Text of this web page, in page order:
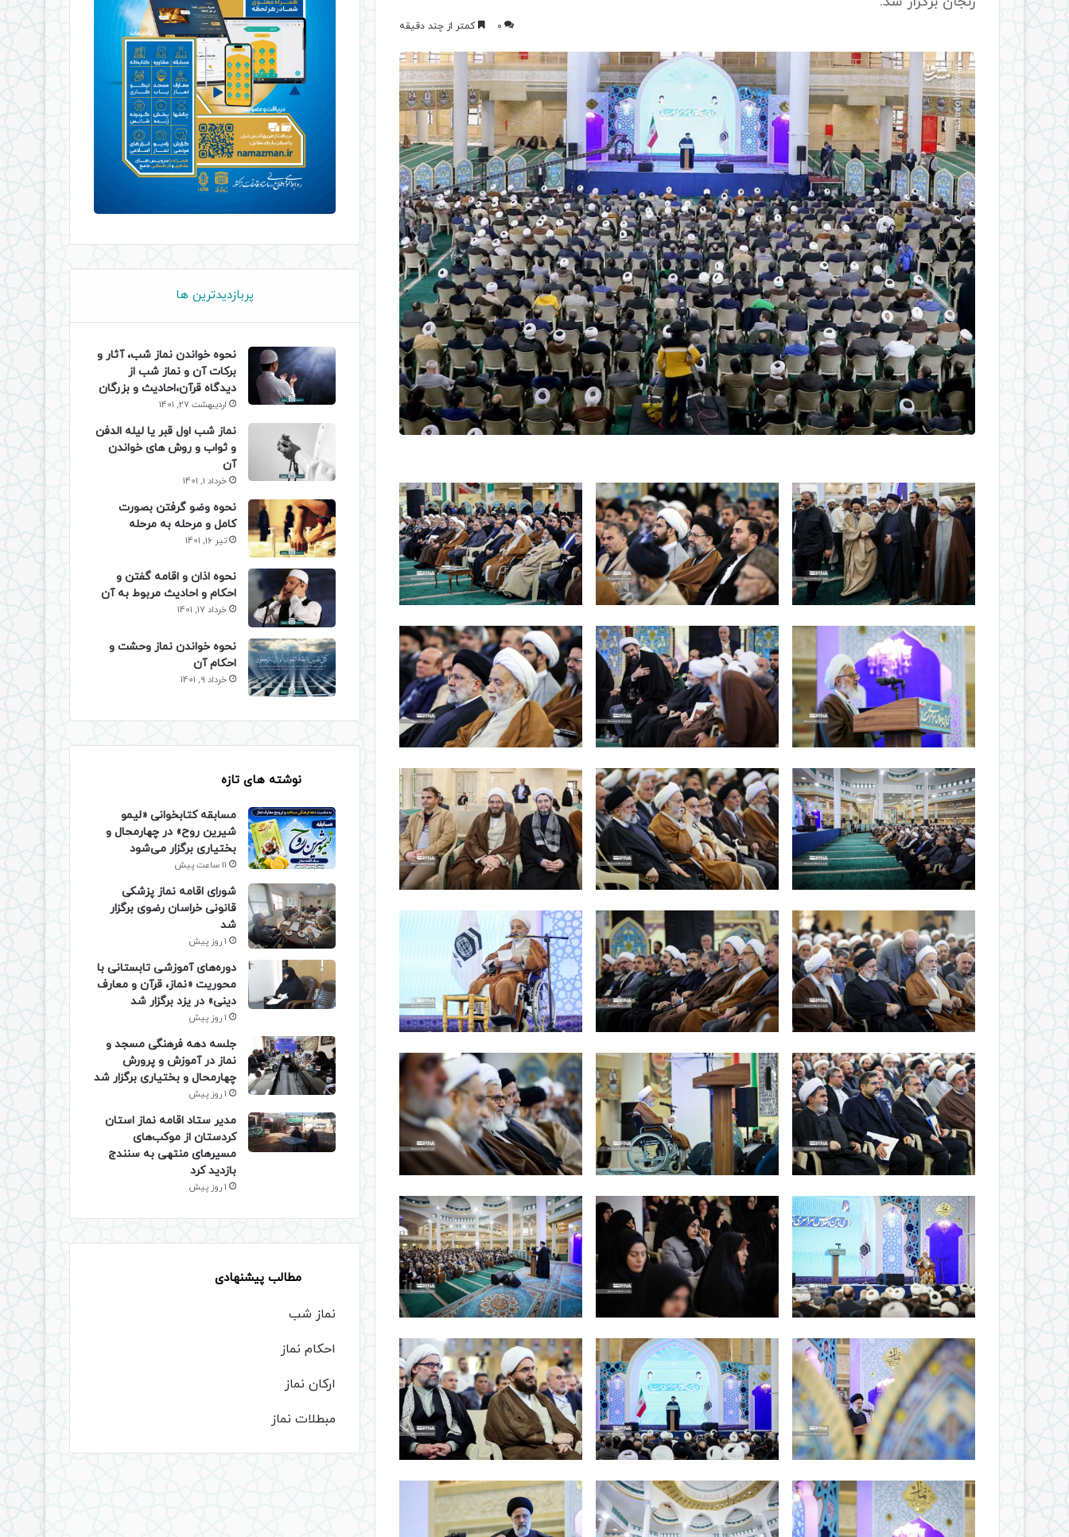
0 کمتر از چند دقیقه
پربازدیدترین ها
نحوه خواندن نماز شب، آثار و
برکات آن و نماز شب از
دیدگاه قرآن،احادیث و بزرگان
اردیبهشت 27, 1401
نماز شب اول قبر یا لیله الدفن
و ثواب و روش های خواندن
آن
خرداد 1, 1401
نحوه وضو گرفتن بصورت
کامل و مرحله به مرحله
تیر 16, 1401
نحوه اذان و اقامه گفتن و
احکام و احادیث مربوط به آن
خرداد 17, 1401
نحوه خواندن نماز وحشت و
احکام آن
خرداد 9, 1401
نوشته های تازه
مسابقه کتابخوانی «لیمو
شیرین روح» در چهارمحال و
بختیاری برگزار می‌شود
11 ساعت پیش
شورای اقامه نماز پزشکی
قانونی خراسان رضوی برگزار
شد
1 روز پیش
دوره‌های آموزشی تابستانی با
محوریت «نماز، قرآن و معارف
دینی» در یزد برگزار شد
1 روز پیش
جلسه دهه فرهنگی مسجد و
نماز در آموزش و پرورش
چهارمحال و بختیاری برگزار شد
1 روز پیش
مدیر ستاد اقامه نماز استان
کردستان از موکب‌های
مسیرهای منتهی به سنندج
بازدید کرد
1 روز پیش
مطالب پیشنهادی
نماز شب
احکام نماز
ارکان نماز
مبطلات نماز